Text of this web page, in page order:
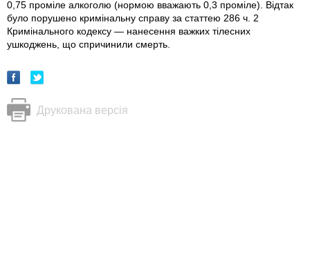
0,75 проміле алкоголю (нормою вважають 0,3 проміле). Відтак
було порушено кримінальну справу за статтею 286 ч. 2
Кримінального кодексу — нанесення важких тілесних
ушкоджень, що спричинили смерть.
Друкована версія